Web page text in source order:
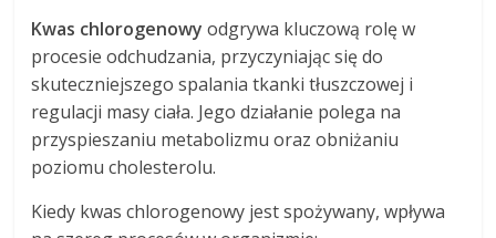
Kwas chlorogenowy odgrywa kluczową rolę w
procesie odchudzania, przyczyniając się do
skuteczniejszego spalania tkanki tłuszczowej i
regulacji masy ciała. Jego działanie polega na
przyspieszaniu metabolizmu oraz obniżaniu
poziomu cholesterolu.
Kiedy kwas chlorogenowy jest spożywany, wpływa